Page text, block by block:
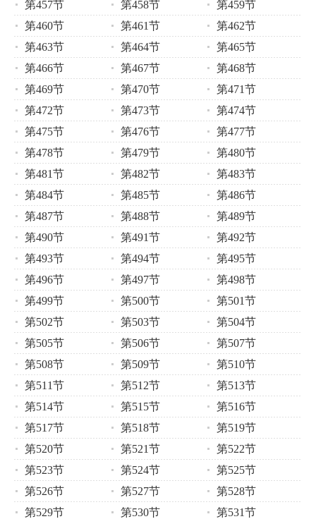
第457节 第458节
第459节
第460节
第461节
第462节
第463节
第464节
第465节
第466节
第467节
第468节
第469节
第470节
第471节
第472节
第473节
第474节
第475节
第476节
第477节
第478节
第479节
第480节
第481节
第482节
第483节
第484节
第485节
第486节
第487节
第488节
第489节
第490节
第491节
第492节
第493节
第494节
第495节
第496节
第497节
第498节
第499节
第500节
第501节
第502节
第503节
第504节
第505节
第506节
第507节
第508节
第509节
第510节
第511节
第512节
第513节
第514节
第515节
第516节
第517节
第518节
第519节
第520节
第521节
第522节
第523节
第524节
第525节
第526节
第527节
第528节
第529节
第530节
第531节